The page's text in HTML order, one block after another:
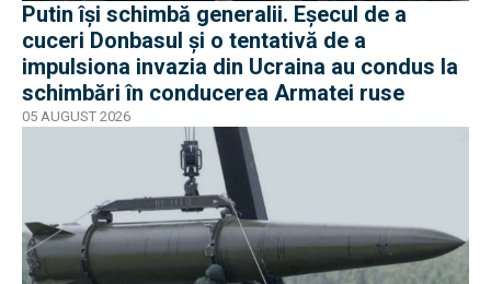
Putin își schimbă generalii. Eșecul de a
cuceri Donbasul și o tentativă de a
impulsiona invazia din Ucraina au condus la
schimbări în conducerea Armatei ruse
05 AUGUST 2026